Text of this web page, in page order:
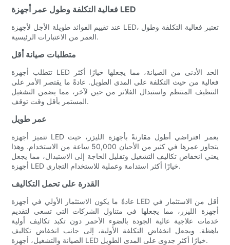
فعالية التكلفة وطول عمر أجهزة LED
عند تقييم الفوائد طويلة الأجل لأجهزة LED، تعتبر فعالية التكلفة وطول
العمر من الاعتبارات الرئيسية.
متطلبات صيانة أقل
تتطلب أجهزة LED الحد الأدنى من الصيانة، مما يجعلها خيارًا أكثر
فعالية من حيث التكلفة على المدى الطويل. عادةً ما يقتصر الأمر على
التنظيف المنتظم واستبدال الفلاتر من حين لآخر، مما يضمن التشغيل
المستمر بأقل وقت توقف.
عمر طويل
تتميز أجهزة LED بعمر افتراضي أطول مقارنةً بأجهزة الليزر، حيث
يتجاوز عمرها في كثير من الأحيان 50,000 ساعة من الاستخدام. وهذا
يعني انخفاض تكاليف التشغيل وتقليل الحاجة إلى الاستبدال، مما يجعل
أجهزة LED خيارًا أكثر استدامة وعملية للاستخدام التجاري.
القدرة على تحمل التكاليف
عادةً ما يكون الاستثمار الأولي في أجهزة LED أقل من الاستثمار في
أجهزة الليزر، مما يجعلها في متناول الشركات التي تسعى لتقديم
خدمات علاجية عالية الجودة بالضوء الأحمر دون تكبد تكاليف أولية
باهظة. ويجعل انخفاض التكلفة الأولية، إلى جانب انخفاض تكاليف
الصيانة والتشغيل، أجهزة LED خيارًا أكثر جدوى على المدى الطويل.